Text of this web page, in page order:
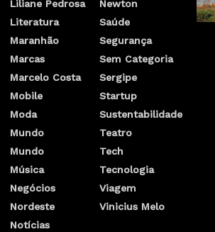
Liliane Pedrosa
Literatura
Maranhão
Marcas
Marcelo Costa
Mobile
Moda
Mundo
Mundo
Música
Negócios
Nordeste
Notícias
Newton
Saúde
Segurança
Sem Categoria
Sergipe
Startup
Sustentabilidade
Teatro
Tech
Tecnologia
Viagem
Vinicius Melo